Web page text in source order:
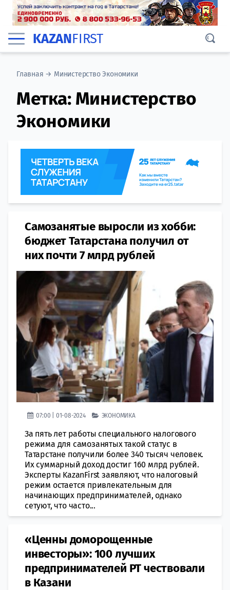
KAZANFIRST
Главная → Министерство Экономики
Метка: Министерство
Экономики
Самозанятые выросли из хобби:
бюджет Татарстана получил от
них почти 7 млрд рублей
07:00 | 01-08-2024 ЭКОНОМИКА
За пять лет работы специального налогового
режима для самозанятых такой статус в
Татарстане получили более 340 тысяч человек.
Их суммарный доход достиг 160 млрд рублей.
Эксперты KazanFirst заявляют, что налоговый
режим остается привлекательным для
начинающих предпринимателей, однако
сетуют, что часто...
«Ценны доморощенные
инвесторы»: 100 лучших
предпринимателей РТ чествовали
в Казани